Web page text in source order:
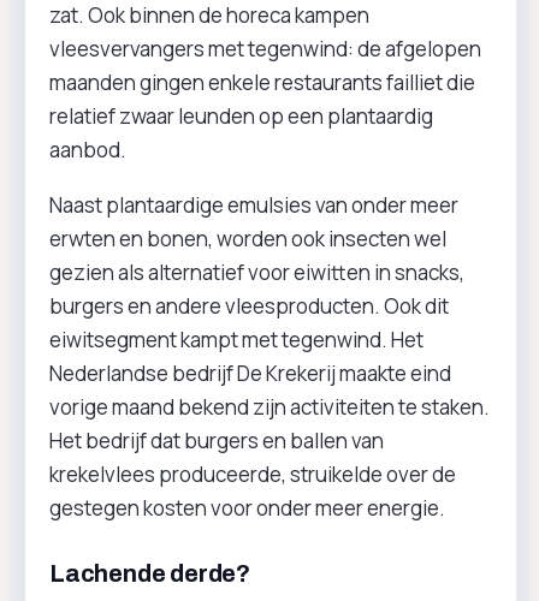
zat. Ook binnen de horeca kampen
vleesvervangers met tegenwind: de afgelopen
maanden gingen enkele restaurants failliet die
relatief zwaar leunden op een plantaardig
aanbod.
Naast plantaardige emulsies van onder meer
erwten en bonen, worden ook insecten wel
gezien als alternatief voor eiwitten in snacks,
burgers en andere vleesproducten. Ook dit
eiwitsegment kampt met tegenwind. Het
Nederlandse bedrijf De Krekerij maakte eind
vorige maand bekend zijn activiteiten te staken.
Het bedrijf dat burgers en ballen van
krekelvlees produceerde, struikelde over de
gestegen kosten voor onder meer energie.
Lachende derde?